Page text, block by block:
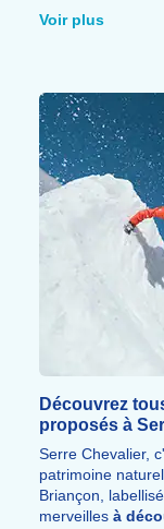
tyrolienne géante.
Mountain kart,
paysages
Le ski de
Lautaret,
sportives
Voir plus
Découvrez
proposés à
Serre Chevalier,
patrimoine
Briançon,
merveilles à